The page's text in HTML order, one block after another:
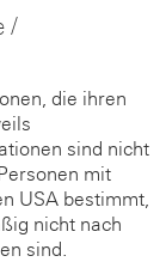
/
die ihren
sind nicht
mit
USA bestimmt,
nicht nach
sind.